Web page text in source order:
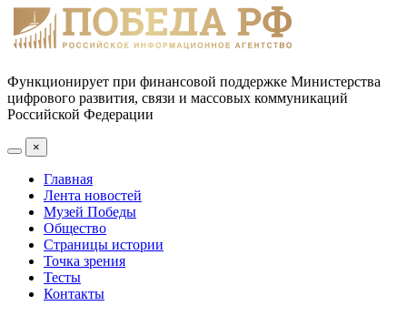
Функционирует при финансовой поддержке Министерства
цифрового развития, связи и массовых коммуникаций
Российской Федерации
×
Главная
Лента новостей
Музей Победы
Общество
Страницы истории
Точка зрения
Тесты
Контакты